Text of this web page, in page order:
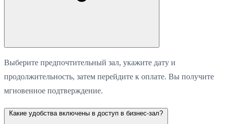
Выберите предпочтительный зал, укажите дату и
продолжительность, затем перейдите к оплате. Вы получите
мгновенное подтверждение.
Какие удобства включены в доступ в бизнес-зал?